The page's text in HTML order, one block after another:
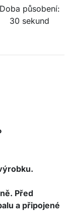
Doba působení:
30 sekund
Před
a připojené